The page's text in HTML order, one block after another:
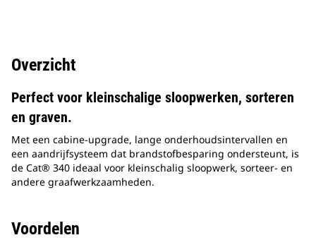
Overzicht
Perfect voor kleinschalige sloopwerken, sorteren
en graven.
Met een cabine-upgrade, lange onderhoudsintervallen en
een aandrijfsysteem dat brandstofbesparing ondersteunt, is
de Cat® 340 ideaal voor kleinschalig sloopwerk, sorteer- en
andere graafwerkzaamheden.
Voordelen